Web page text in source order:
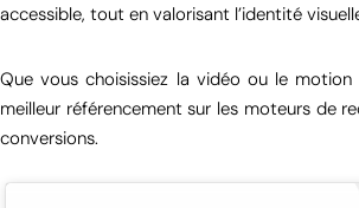
accessible, tout en valorisant l’identité
Que vous choisissiez la vidéo ou le
meilleur référencement sur les moteurs de
conversions.